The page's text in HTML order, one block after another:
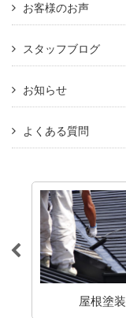
お客様のお声
スタッフブログ
お知らせ
よくある質問
屋根塗装